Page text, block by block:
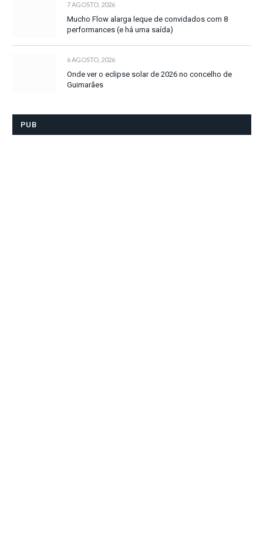
7 AGOSTO, 2026
Mucho Flow alarga leque de convidados com 8
performances (e há uma saída)
6 AGOSTO, 2026
Onde ver o eclipse solar de 2026 no concelho de
Guimarães
PUB